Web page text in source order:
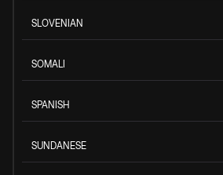
SLOVENIAN
SOMALI
SPANISH
SUNDANESE